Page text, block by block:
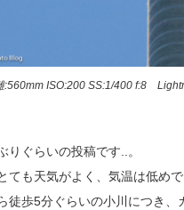
:560mm ISO:200 SS:1/400 f:8
りぐらいの投稿です..。
ても天気がよく、気温は低め
徒歩5分ぐらいの小川につき